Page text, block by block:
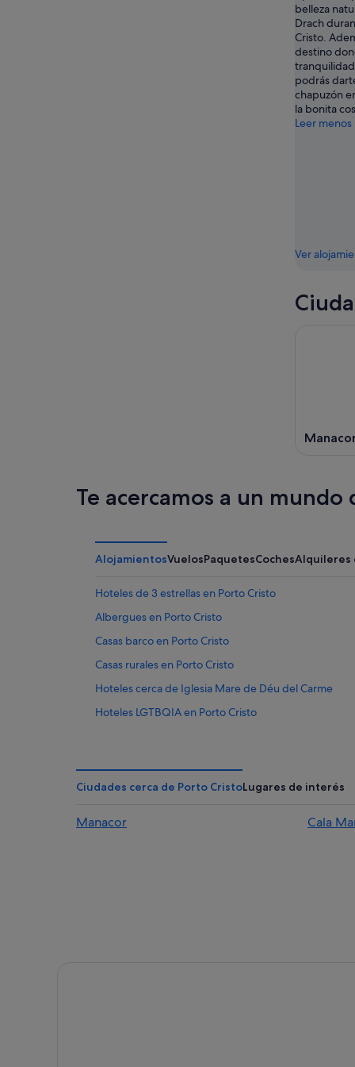
16
ago
belleza
Drach
Cristo.
destino
podrás
chapuzón
la bonita
Leer menos
Ver
Te acercamos a un mundo
AlojamientosVuelosPaquetesCochesAlquileres
Hoteles de 3 estrellas en Porto Cristo
Albergues en Porto Cristo
Casas barco en Porto Cristo
Casas rurales en Porto Cristo
Hoteles cerca de Iglesia Mare de Déu del Carme
Hoteles LGTBQIA en Porto Cristo
Apartamentos en Cala Mandia
Hoteles de 5 estrellas en Porto Cristo
Ciudades cerca de Porto CristoLugares de interés
Manacor Cala